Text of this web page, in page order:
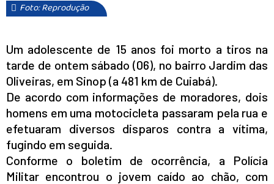
Foto: Reprodução
Um adolescente de 15 anos foi morto a tiros na
tarde de ontem sábado (06), no bairro Jardim das
Oliveiras, em Sinop (a 481 km de Cuiabá).
De acordo com informações de moradores, dois
homens em uma motocicleta passaram pela rua e
efetuaram diversos disparos contra a vítima,
fugindo em seguida.
Conforme o boletim de ocorrência, a Polícia
Militar encontrou o jovem caído ao chão, com